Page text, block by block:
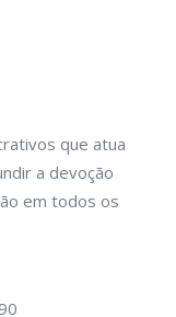
que atua
a devoção
em todos os